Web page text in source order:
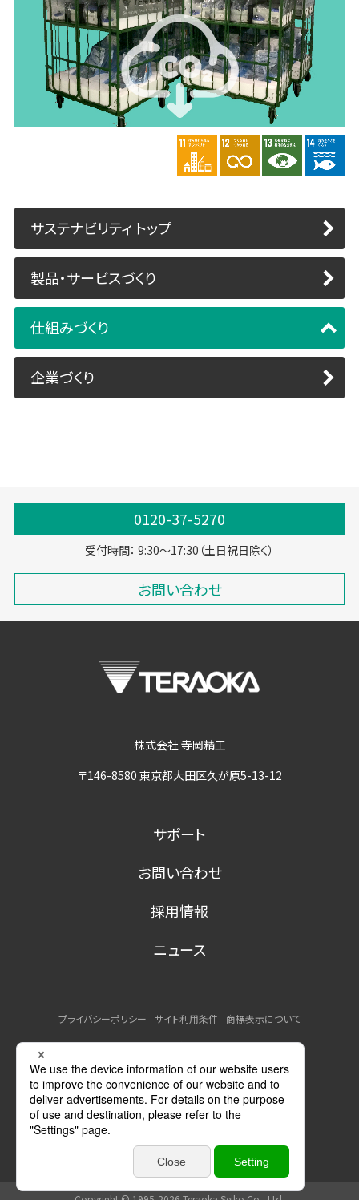
サステナビリティ トップ
製品・サービスづくり
仕組みづくり
企業づくり
0120-37-5270
受付時間： 9:30～17:30（土日祝日除く）
お問い合わせ
株式会社 寺岡精工
〒146-8580 東京都大田区久が原5-13-12
サポート
お問い合わせ
採用情報
ニュース
プライバシーポリシー サイト利用条件
商標表示について
MSDSの提供について